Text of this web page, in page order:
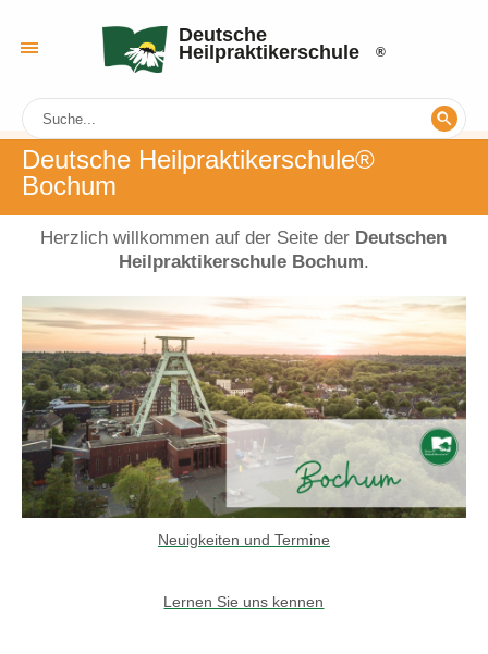
Deutsche
Heilpraktikerschule
Deutsche Heilpraktikerschule®
Bochum
Herzlich willkommen auf der Seite der Deutschen
Heilpraktikerschule Bochum.
Neuigkeiten und Termine
Lernen Sie uns kennen